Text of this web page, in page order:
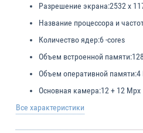
Разрешение экрана:2532 x
Название процессора и
Количество ядер:6 -cores
Объем встроенной памяти:
Объем оперативной памяти:4
Основная камера:12 + 12 Mpx
Все характеристики